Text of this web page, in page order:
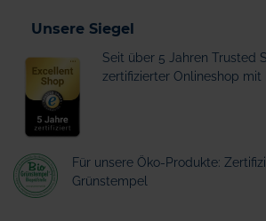
Unsere Siegel
Seit über 5 Jahren Trusted
zertifizierter Onlineshop mit
Für unsere Öko-Produkte:
Grünstempel